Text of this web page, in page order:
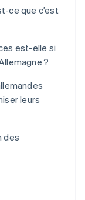
ce que c’est
est-elle si
?
leurs
des